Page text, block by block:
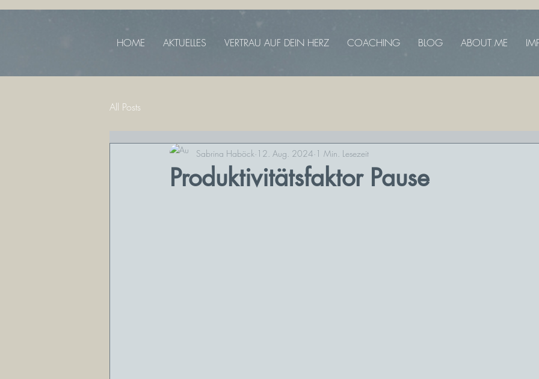
HOME AKTUELLES VERTRAU AUF DEIN HERZ COACHING BLOG ABOUT ME
All Posts
Produktivitätsfaktor Pause
Sabrina Haböck 12. Aug. 2024 1 Min. Lesezeit